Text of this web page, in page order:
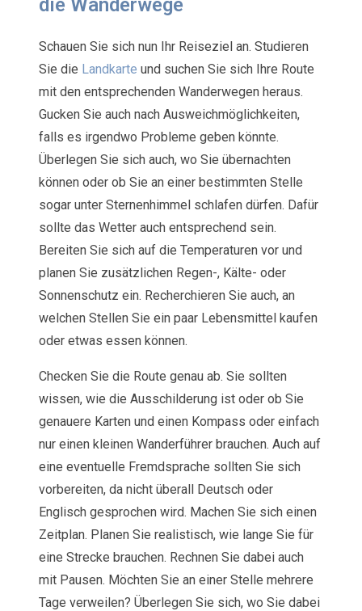
die Wanderwege
Schauen Sie sich nun Ihr Reiseziel an. Studieren
Sie die Landkarte und suchen Sie sich Ihre Route
mit den entsprechenden Wanderwegen heraus.
Gucken Sie auch nach Ausweichmöglichkeiten,
falls es irgendwo Probleme geben könnte.
Überlegen Sie sich auch, wo Sie übernachten
können oder ob Sie an einer bestimmten Stelle
sogar unter Sternenhimmel schlafen dürfen. Dafür
sollte das Wetter auch entsprechend sein.
Bereiten Sie sich auf die Temperaturen vor und
planen Sie zusätzlichen Regen-, Kälte- oder
Sonnenschutz ein. Recherchieren Sie auch, an
welchen Stellen Sie ein paar Lebensmittel kaufen
oder etwas essen können.
Checken Sie die Route genau ab. Sie sollten
wissen, wie die Ausschilderung ist oder ob Sie
genauere Karten und einen Kompass oder einfach
nur einen kleinen Wanderführer brauchen. Auch auf
eine eventuelle Fremdsprache sollten Sie sich
vorbereiten, da nicht überall Deutsch oder
Englisch gesprochen wird. Machen Sie sich einen
Zeitplan. Planen Sie realistisch, wie lange Sie für
eine Strecke brauchen. Rechnen Sie dabei auch
mit Pausen. Möchten Sie an einer Stelle mehrere
Tage verweilen? Überlegen Sie sich, wo Sie dabei